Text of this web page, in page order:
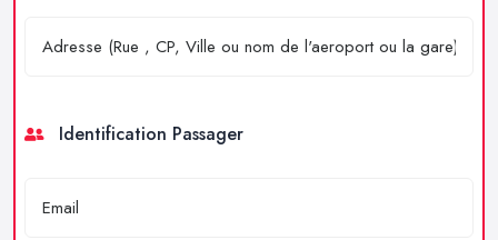
Identification Passager